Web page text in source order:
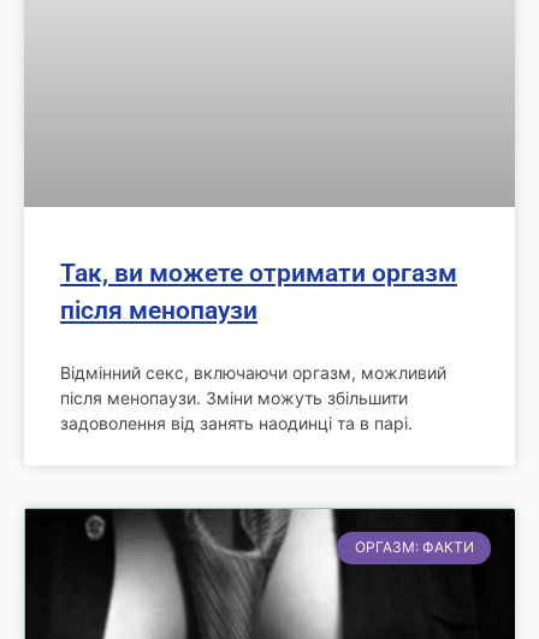
Так, ви можете отримати оргазм
після менопаузи
Відмінний секс, включаючи оргазм, можливий
після менопаузи. Зміни можуть збільшити
задоволення від занять наодинці та в парі.
ОРГАЗМ: ФАКТИ